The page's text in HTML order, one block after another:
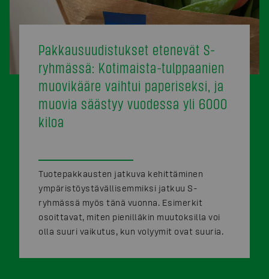
Pakkausuudistukset etenevät S-
ryhmässä: Kotimaista-tulppaanien
muovikääre vaihtui paperiseksi, ja
muovia säästyy vuodessa yli 6000
kiloa
Tuotepakkausten jatkuva kehittäminen
ympäristöystävällisemmiksi jatkuu S-
ryhmässä myös tänä vuonna. Esimerkit
osoittavat, miten pienilläkin muutoksilla voi
olla suuri vaikutus, kun volyymit ovat suuria.